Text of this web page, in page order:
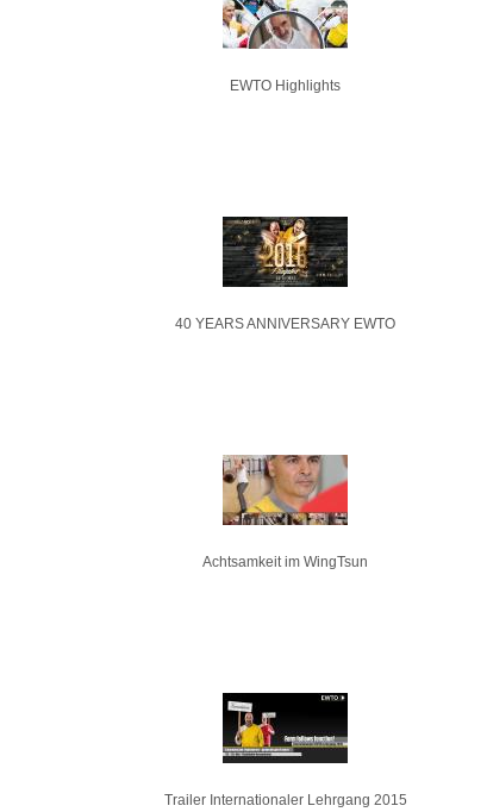
EWTO Highlights
40 YEARS ANNIVERSARY EWTO
Achtsamkeit im WingTsun
Trailer Internationaler Lehrgang 2015